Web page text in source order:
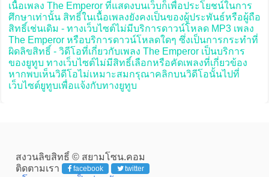
เนื้อเพลง The Emperor ที่แสดงบนเว็บก็เพื่อประโยชน์ในการ
ศึกษาเท่านั้น สิทธิ์ในเนื้อเพลงยังคงเป็นของผู้ประพันธ์หรือผู้ถือ
สิทธิ์เช่นเดิม - ทางเว็บไซต์ไม่มีบริการดาวน์โหลด MP3 เพลง
The Emperor หรือบริการดาวน์โหลดใดๆ ซึ่งเป็นการกระทำที่
ผิดลิขสิทธิ์ - วิดีโอที่เกี่ยวกับเพลง The Emperor เป็นบริการ
ของยูทูบ ทางเว็บไซต์ไม่มีสิทธิ์เลือกหรือคัดเพลงที่เกี่ยวข้อง
หากพบเห็นวิดีโอไม่เหมาะสมกรุณาคลิกบนวิดีโอนั้นไปที่
เว็บไซต์ยูทูบเพื่อแจ้งกับทางยูทูบ
สงวนลิขสิทธิ์ © สยามโซน.คอม
ติดตามเรา
facebook twitter